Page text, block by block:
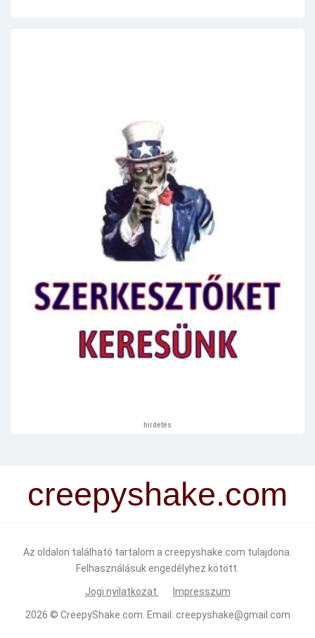
hirdetés
creepyshake.com
Az oldalon található tartalom a creepyshake.com tulajdona.
Felhasználásuk engedélyhez kötött.
Jogi nyilatkozat Impresszum
2026 © CreepyShake.com . Email: creepyshake@gmail.com